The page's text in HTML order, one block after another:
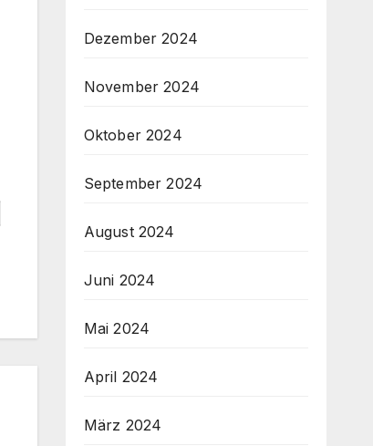
Dezember 2024
November 2024
Oktober 2024
September 2024
August 2024
Juni 2024
Mai 2024
April 2024
März 2024